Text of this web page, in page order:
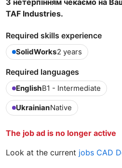
TAF Industries.
Required skills experience
SolidWorks2 years
Required languages
EnglishB1 - Intermediate
UkrainianNative
The job ad is no longer active
Look at the current jobs CAD